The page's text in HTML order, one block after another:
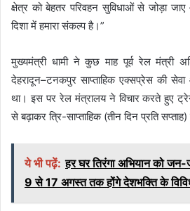
क्षेत्र को बेहतर परिवहन सुविधाओं से जोड़ा
दिशा में हमारा संकल्प है।”
मुख्यमंत्री धामी ने कुछ माह पूर्व रेल मंत्री
देहरादून–टनकपुर साप्ताहिक एक्सप्रेस की सेवा
था। इस पर रेल मंत्रालय ने विचार करते हुए
से बढ़ाकर त्रि-साप्ताहिक (तीन दिन प्रति
ये भी पढ़ें: हर घर तिरंगा अभियान को
9 से 17 अगस्त तक होंगे देशभक्ति के